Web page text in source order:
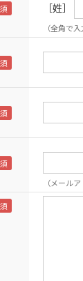
［姓］
（全角で
（メール